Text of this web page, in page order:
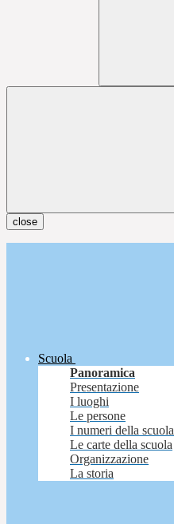
close
Scuola
Panoramica
Presentazione
I luoghi
Le persone
I numeri della scuola
Le carte della scuola
Organizzazione
La storia